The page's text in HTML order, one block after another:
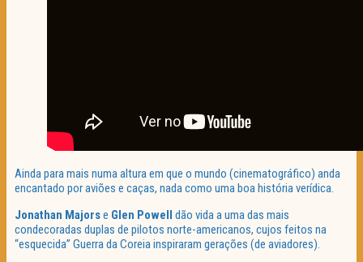
Ainda para mais numa altura em que o mundo (cinematográfico) anda
encantado por aviões e caças, nada como uma boa história verídica.
Jonathan Majorse Glen Powell dão vida a uma das mais
condecoradas duplas de pilotos norte-americanos, cujos feitos na
“esquecida” Guerra da Coreia inspiraram gerações (de aviadores).